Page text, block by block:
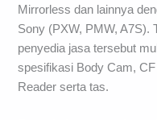
Mirrorless dan lainnya
Sony (PXW, PMW, A7S).
penyedia jasa tersebut
spesifikasi Body Cam,
Reader serta tas.